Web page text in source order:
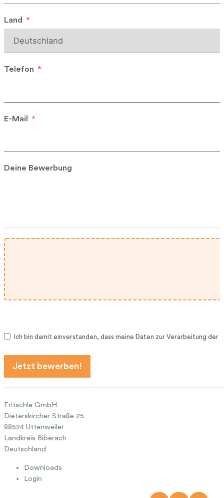
Land
Telefon
E-Mail
Deine Bewerbung
Ich bin damit einverstanden, dass meine Daten zur Verarbeitung
Jetzt bewerben!
Fritschle GmbH
Dieterskircher Straße 25
88524 Uttenweiler
Landkreis Biberach
Deutschland
Downloads
Login